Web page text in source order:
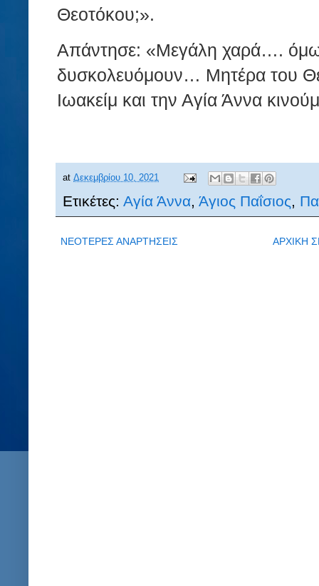
Θεοτόκου;».
Απάντησε: «Μεγάλη χαρά….
δυσκολευόμουν… Μητέρα του
Ιωακείμ και την Αγία Άννα
at Δεκεμβρίου 10, 2021
Ετικέτες: Αγία Άννα, Άγιος Παΐσιος,
ΝΕΟΤΕΡΕΣ ΑΝΑΡΤΗΣΕΙΣ ΑΡΧΙΚΗ